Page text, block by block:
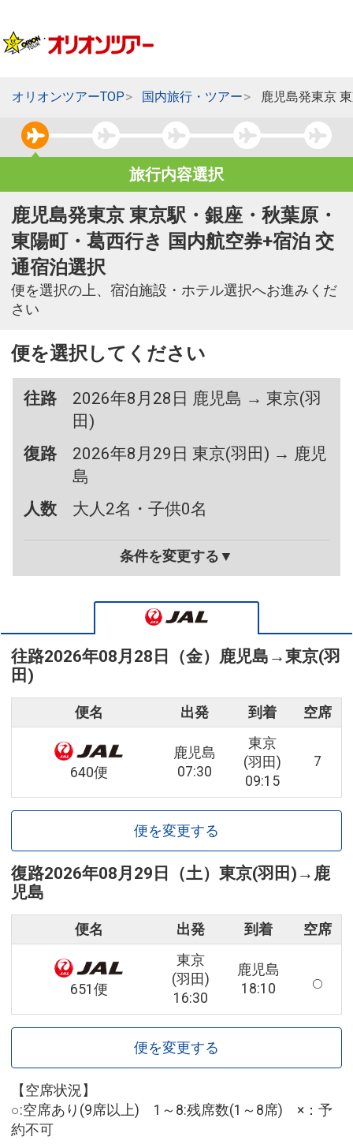
オリオンツアーTOP 国内旅行・ツアー 鹿児島発東京
旅行内容選択
鹿児島発東京 東京駅・銀座・秋葉原・
東陽町・葛西行き 国内航空券+宿泊 交
通宿泊選択
便を選択の上、宿泊施設・ホテル選択へお進みくだ
さい
便を選択してください
往路
2026年8月28日 鹿児島 → 東京(羽
田)
復路
2026年8月29日 東京(羽田) → 鹿児
島
人数
大人2名・子供0名
条件を変更する▼
往路2026年08月28日（金） 鹿児島 →東京(羽
田)
便名 出発 到着 空席
640便
鹿児島
07:30
東京
(羽田)
09:15
7
便を変更する
復路2026年08月29日（土） 東京(羽田) → 鹿
児島
便名 出発 到着 空席
651便
東京
(羽田)
16:30
鹿児島
18:10
便を変更する
【空席状況】
○:空席あり(9席以上) 1～8:残席数(1～8席) ×：予
約不可